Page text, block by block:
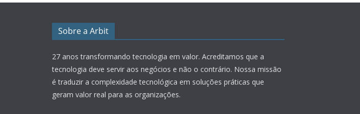
Sobre a Arbit
27 anos transformando tecnologia em valor. Acreditamos que a
tecnologia deve servir aos negócios e não o contrário. Nossa missão
é traduzir a complexidade tecnológica em soluções práticas que
geram valor real para as organizações.